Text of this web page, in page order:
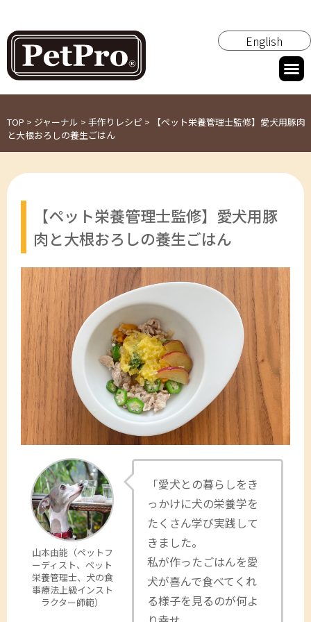
English
TOP > ジャーナル > 手作りレシピ >
【ペット栄養管理士監修】愛犬用豚肉
と大根おろしの養生ごはん
【ペット栄養管理士監修】愛犬用豚
肉と大根おろしの養生ごはん
山本由能（ペットフ
ーディスト、ペット
栄養管理士、犬の食
事療法上級インスト
ラクター師範）
「愛犬との暮らしをき
っかけに犬の栄養学を
たくさん学び実践して
きました。
私が作ったごはんを愛
犬が喜んで食べてくれ
る様子を見るのが何よ